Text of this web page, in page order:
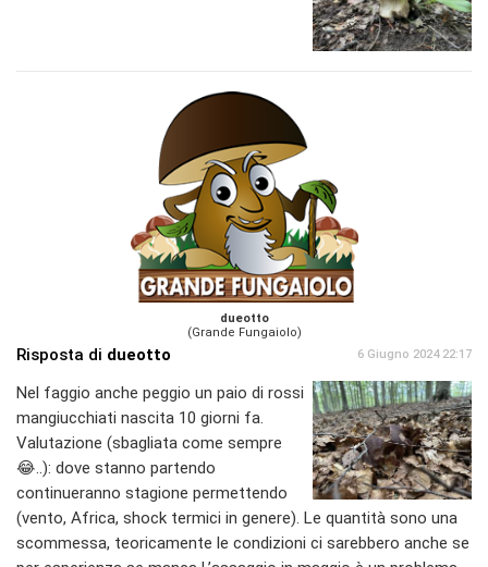
dueotto
(Grande Fungaiolo)
Risposta di dueotto 6 Giugno 2024 22:17
Nel faggio anche peggio un paio di rossi
mangiucchiati nascita 10 giorni fa.
Valutazione (sbagliata come sempre
😂..): dove stanno partendo
continueranno stagione permettendo
(vento, Africa, shock termici in genere). Le quantità sono una
scommessa, teoricamente le condizioni ci sarebbero anche se